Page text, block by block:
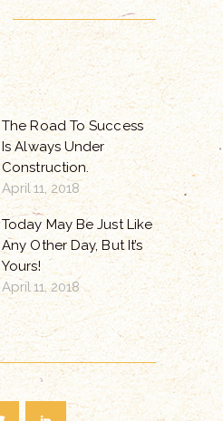
The Road To Success
Is Always Under
Construction.
April 11, 2018
Today May Be Just Like
Any Other Day, But It’s
Yours!
April 11, 2018